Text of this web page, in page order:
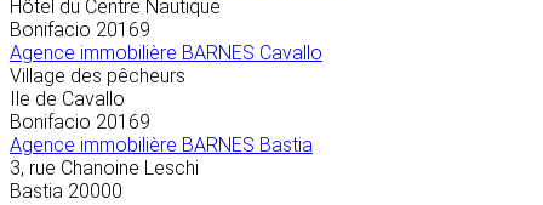
Hôtel du Centre Nautique
Bonifacio 20169
Agence immobilière BARNES Cavallo
Village des pêcheurs
Ile de Cavallo
Bonifacio 20169
Agence immobilière BARNES Bastia
3, rue Chanoine Leschi
Bastia 20000